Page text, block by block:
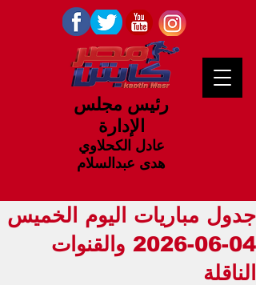
رئيس مجلس
الإدارة
عادل الكحلاوي
هدى عبدالسلام
جدول مباريات اليوم الخميس
04-06-2026 والقنوات
الناقلة